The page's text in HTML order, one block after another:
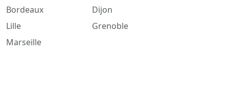
Bordeaux
Lille
Marseille
Dijon
Grenoble